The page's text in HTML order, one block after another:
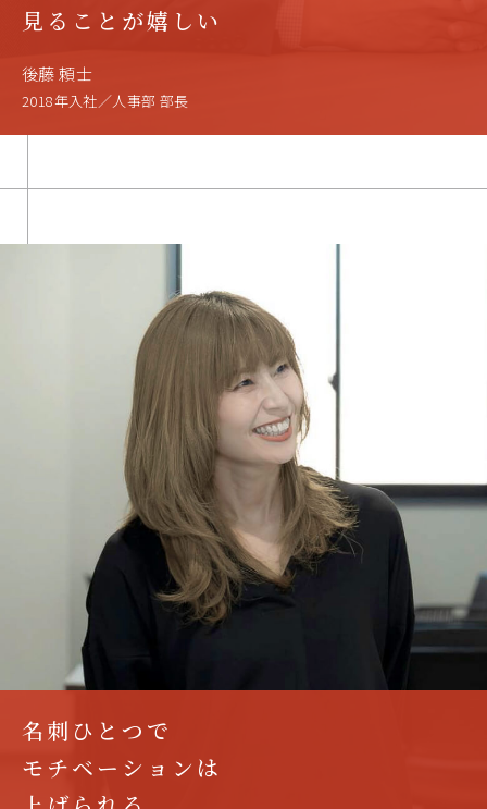
見ることが嬉しい
後藤 頼士
2018年入社／人事部 部長
名刺ひとつで
モチベーションは